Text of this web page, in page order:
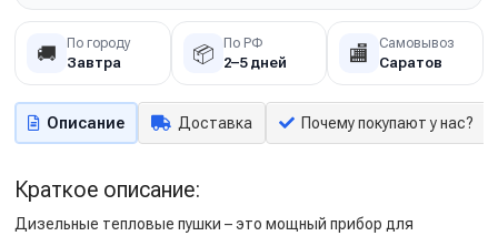
🚚 По городу
Завтра 📦 По РФ
2–5 дней 🏬 Самовывоз
Саратов
Описание Доставка Почему покупают у нас?
Краткое описание:
Дизельные тепловые пушки – это мощный прибор для